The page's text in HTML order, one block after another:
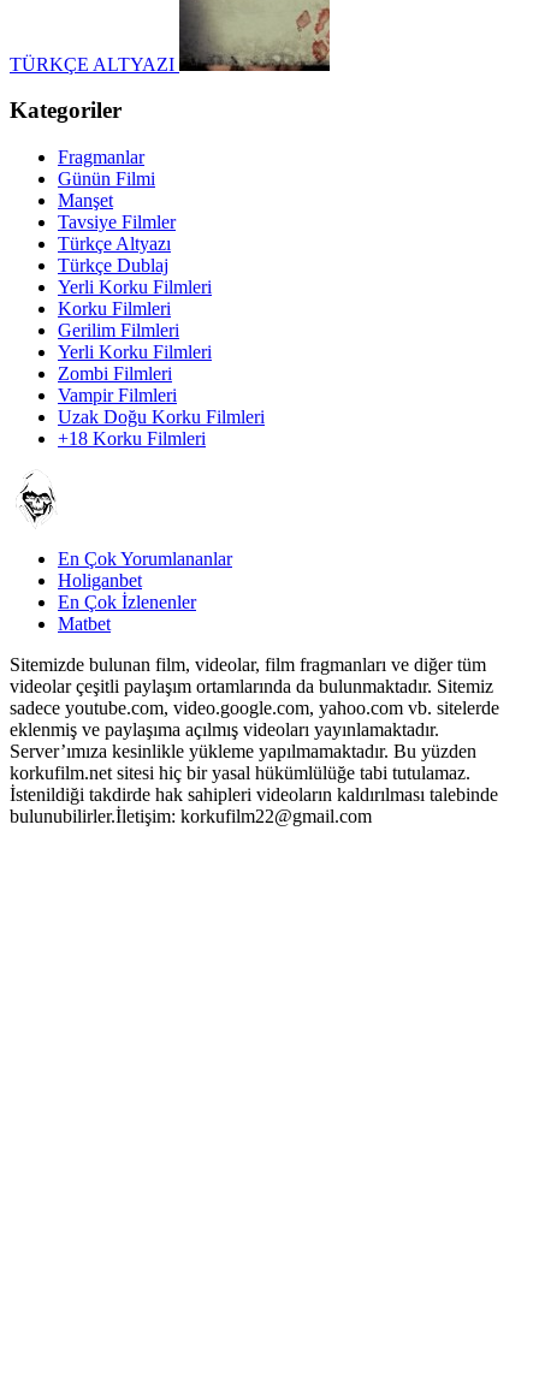
TÜRKÇE ALTYAZI
Kategoriler
Fragmanlar
Günün Filmi
Manşet
Tavsiye Filmler
Türkçe Altyazı
Türkçe Dublaj
Yerli Korku Filmleri
Korku Filmleri
Gerilim Filmleri
Yerli Korku Filmleri
Zombi Filmleri
Vampir Filmleri
Uzak Doğu Korku Filmleri
+18 Korku Filmleri
En Çok Yorumlananlar
Holiganbet
En Çok İzlenenler
Matbet
Sitemizde bulunan film, videolar, film fragmanları ve diğer tüm
videolar çeşitli paylaşım ortamlarında da bulunmaktadır. Sitemiz
sadece youtube.com, video.google.com, yahoo.com vb. sitelerde
eklenmiş ve paylaşıma açılmış videoları yayınlamaktadır.
Server’ımıza kesinlikle yükleme yapılmamaktadır. Bu yüzden
korkufilm.net sitesi hiç bir yasal hükümlülüğe tabi tutulamaz.
İstenildiği takdirde hak sahipleri videoların kaldırılması talebinde
bulunubilirler.İletişim: korkufilm22@gmail.com